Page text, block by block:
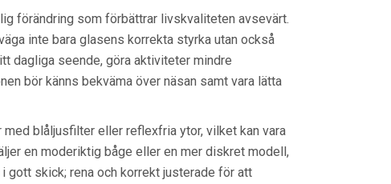
förändring som förbättrar livskvaliteten avsevärt.
inte bara glasens korrekta styrka utan också
dagliga seende, göra aktiviteter mindre
bör känns bekväma över näsan samt vara lätta
blåljusfilter eller reflexfria ytor, vilket kan vara
en moderiktig båge eller en mer diskret modell,
gott skick; rena och korrekt justerade för att